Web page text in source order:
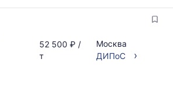
52 500 ₽ /
т
Москва
ДИПоС
›